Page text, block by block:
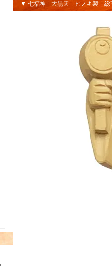
▼ 七福神 大黒天 ヒノキ製 総